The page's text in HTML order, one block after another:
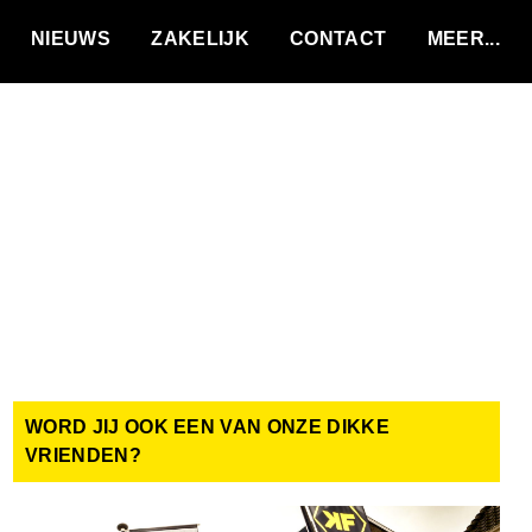
NIEUWS ZAKELIJK CONTACT
WORD JIJ OOK EEN VAN ONZE DIKKE
VRIENDEN?